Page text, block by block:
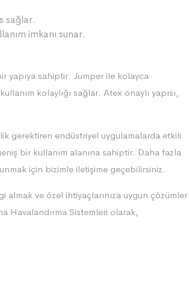
sağlar.
imkanı sunar.
yapıya sahiptir. Jumper ile kolayca
kolaylığı sağlar. Atex onaylı yapısı,
gerektiren endüstriyel uygulamalarda etkili
bir kullanım alanına sahiptir. Daha fazla
için bizimle iletişime geçebilirsiniz.
ve özel ihtiyaçlarınıza uygun çözümler
Havalandırma Sistemleri olarak,